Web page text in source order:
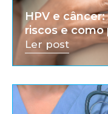
HPV e
riscos e como
Ler post